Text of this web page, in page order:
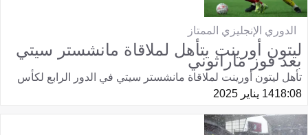
الدوري الإنجليزي الممتاز
ليتون أورينت يتأهل لملاقاة مانشستر سيتي
بعد فوز ماراثوني
تأهل ليتون أورينت لملاقاة مانشستر سيتي في الدور الرابع لكأس
18:0814 يناير 2025